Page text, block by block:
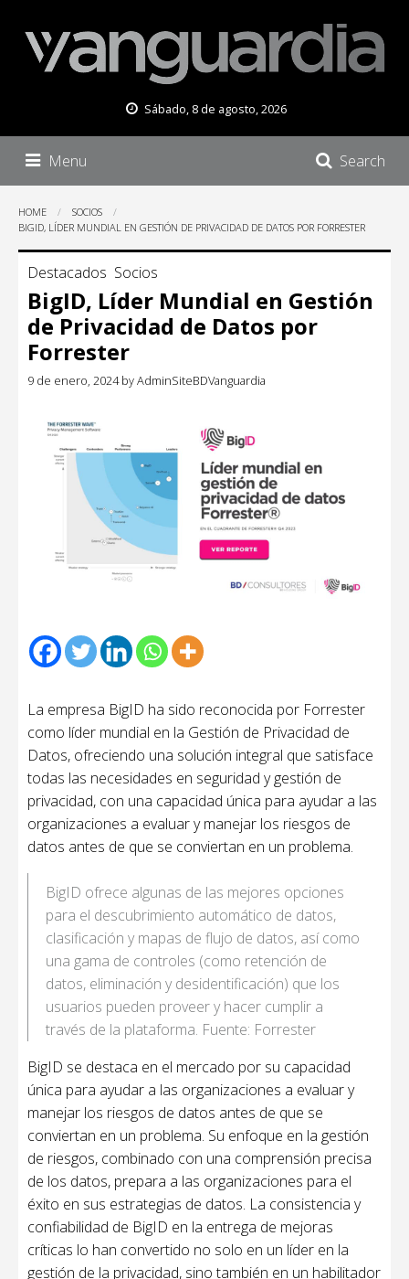
Sábado, 8 de agosto, 2026
Menu Search
HOME
SOCIOS
BIGID, LÍDER MUNDIAL EN GESTIÓN DE PRIVACIDAD DE DATOS POR FORRESTER
Destacados Socios
BigID, Líder Mundial en Gestión
de Privacidad de Datos por
Forrester
9 de enero, 2024byAdminSiteBDVanguardia
La empresa BigID ha sido reconocida por Forrester
como líder mundial en la Gestión de Privacidad de
Datos, ofreciendo una solución integral que satisface
todas las necesidades en seguridad y gestión de
privacidad, con una capacidad única para ayudar a las
organizaciones a evaluar y manejar los riesgos de
datos antes de que se conviertan en un problema.
BigID ofrece algunas de las mejores opciones
para el descubrimiento automático de datos,
clasificación y mapas de flujo de datos, así como
una gama de controles (como retención de
datos, eliminación y desidentificación) que los
usuarios pueden proveer y hacer cumplir a
través de la plataforma. Fuente: Forrester
BigID se destaca en el mercado por su capacidad
única para ayudar a las organizaciones a evaluar y
manejar los riesgos de datos antes de que se
conviertan en un problema. Su enfoque en la gestión
de riesgos, combinado con una comprensión precisa
de los datos, prepara a las organizaciones para el
éxito en sus estrategias de datos. La consistencia y
confiabilidad de BigID en la entrega de mejoras
críticas lo han convertido no solo en un líder en la
gestión de la privacidad, sino también en un habilitador